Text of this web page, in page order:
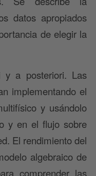
datos apropiados
de elegir la
a posteriori. Las
implementando el
y usándolo
y en el flujo sobre
El rendimiento del
algebraico de
comprender las